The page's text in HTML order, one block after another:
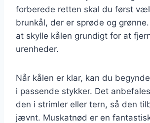
forberede retten skal du først
brunkål, der er sprøde og
at skylle kålen grundigt for at
urenheder.
Når kålen er klar, kan du
i passende stykker. Det
den i strimler eller tern, så den
jævnt. Muskatnød er en